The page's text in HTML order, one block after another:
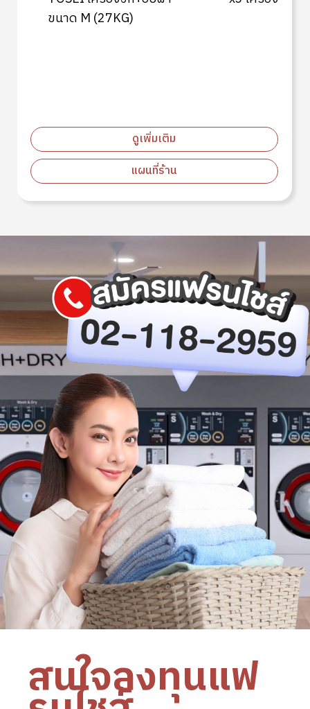
ขนาด M (27KG)
ดูเพิ่มเติม
แผนที่ร้าน
Image
สนใจลงทุนแฟ